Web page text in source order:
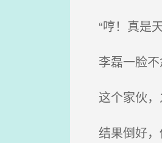
“哼！真是
李磊一脸不
这个家伙，
结果倒好，